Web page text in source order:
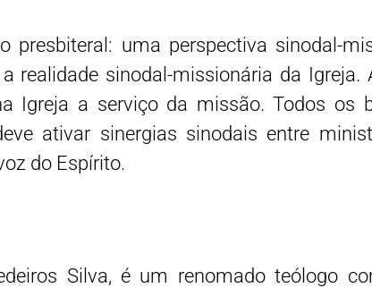
presbiteral: uma perspectiva sinodal-
realidade sinodal-missionária da
Igreja a serviço da missão. Todos os
ativar sinergias sinodais entre
do Espírito.
Silva, é um renomado teólogo